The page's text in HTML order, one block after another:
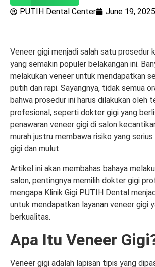
PUTIH Dental Center June 19, 2025
Veneer gigi menjadi salah satu prosedur
yang semakin populer belakangan ini.
melakukan veneer untuk mendapatkan
putih dan rapi. Sayangnya, tidak semua
bahwa prosedur ini harus dilakukan oleh
profesional, seperti dokter gigi yang
penawaran veneer gigi di salon
murah justru membawa risiko yang
gigi dan mulut.
Artikel ini akan membahas bahaya
salon, pentingnya memilih dokter gigi
mengapa Klinik Gigi PUTIH Dental
untuk mendapatkan layanan veneer gigi
berkualitas.
Apa Itu Veneer
Veneer gigi adalah lapisan tipis yang